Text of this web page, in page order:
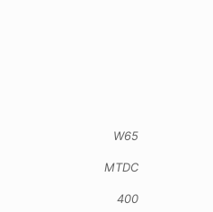
W65
MTDC
400